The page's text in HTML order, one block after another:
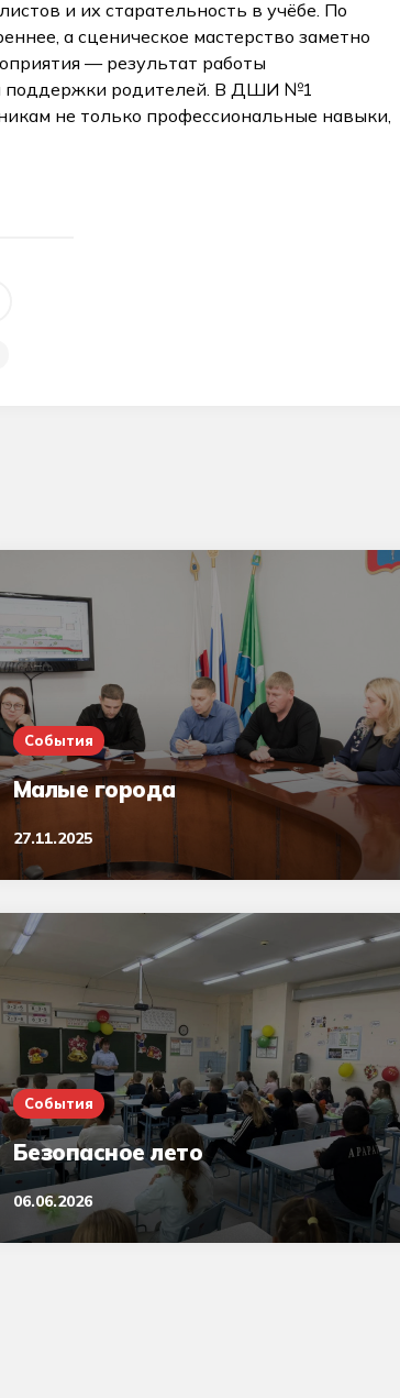
и их старательность в учёбе. По
а сценическое мастерство заметно
— результат работы
поддержки родителей. В ДШИ №1
не только профессиональные навыки,
События
Малые города
27.11.2025
События
Безопасное лето
06.06.2026